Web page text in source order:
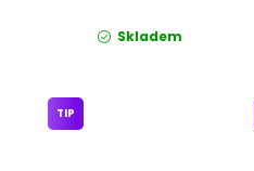
Skladem
TIP